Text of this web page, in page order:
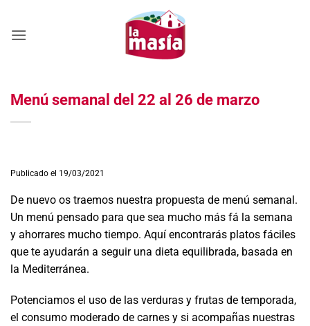
contenido
Menú semanal del 22 al 26 de marzo
Publicado el 19/03/2021
De nuevo os traemos nuestra propuesta de menú semanal.
Un menú pensado para que sea mucho más fá la semana
y ahorrares mucho tiempo. Aquí encontrarás platos fáciles
que te ayudarán a seguir una dieta equilibrada, basada en
la Mediterránea.
Potenciamos el uso de las verduras y frutas de temporada,
el consumo moderado de carnes y si acompañas nuestras